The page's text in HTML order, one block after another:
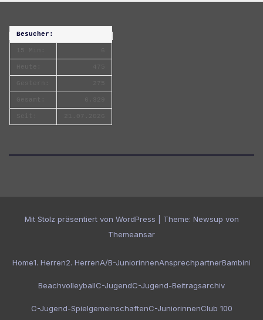
Besucher:
Mit Stolz präsentiert von WordPress Theme: Newsup von
Themeansar
Home1. Herren2. HerrenA/B-JuniorinnenAnsprechpartnerBambini
BeachvolleyballC-JugendC-Jugend-Beitragsarchiv
C-Jugend-SpielgemeinschaftenC-JuniorinnenClub 100